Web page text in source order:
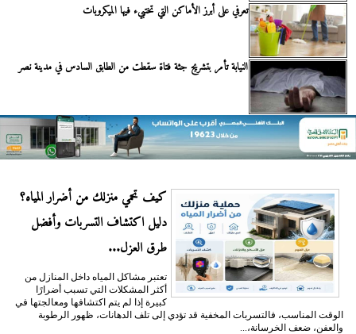
تعرفي على أبرز الأماكن التي تختبيء فيها الميكروبات
النيابة تأمر بتشريج جثة فتاة سقطت من الطابق السادس في مدينة نصر
كيف تحمي منزلك من أضرار المياه؟
دليل اكتشاف التسربات وأفضل
طرق العزل...
تعتبر مشاكل المياه داخل المنازل من
أكثر المشكلات التي تسبب أضرارًا
كبيرة إذا لم يتم اكتشافها ومعالجتها في
الوقت المناسب، فالتسربات المخفية قد تؤدي إلى تلف الدهانات، ظهور الرطوبة
والعفن، ضعف الخرسانة،...